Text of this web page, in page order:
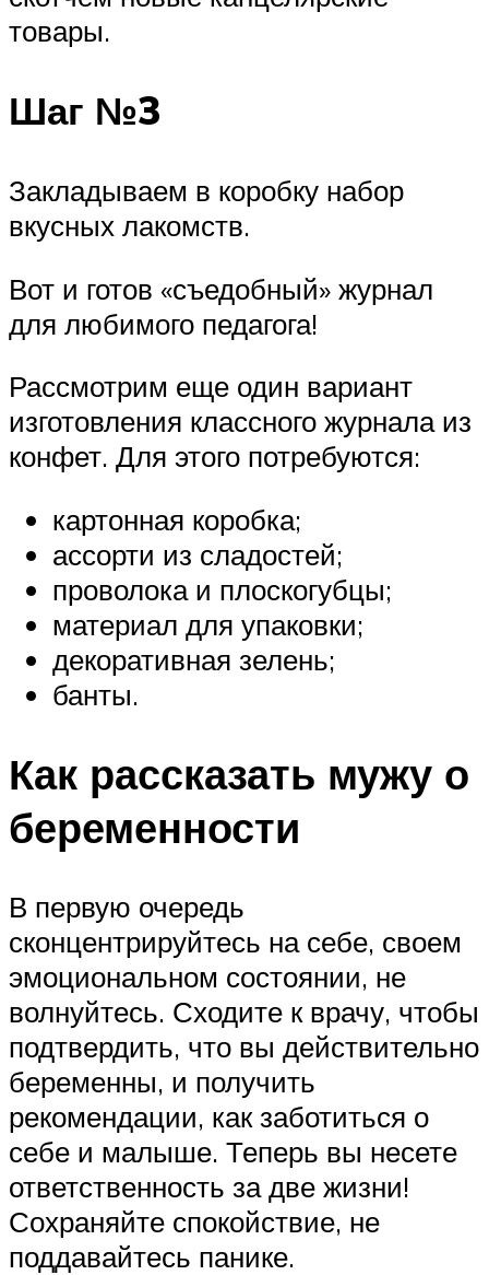
товары.
Шаг №3
Закладываем в коробку набор
вкусных лакомств.
Вот и готов «съедобный» журнал
для любимого педагога!
Рассмотрим еще один вариант
изготовления классного журнала из
конфет. Для этого потребуются:
картонная коробка;
ассорти из сладостей;
проволока и плоскогубцы;
материал для упаковки;
декоративная зелень;
банты.
Как рассказать мужу о
беременности
В первую очередь
сконцентрируйтесь на себе, своем
эмоциональном состоянии, не
волнуйтесь. Сходите к врачу, чтобы
подтвердить, что вы действительно
беременны, и получить
рекомендации, как заботиться о
себе и малыше. Теперь вы несете
ответственность за две жизни!
Сохраняйте спокойствие, не
поддавайтесь панике.